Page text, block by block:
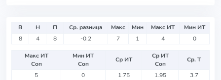
В Н П Ср. разница Макс Мин Макс ИТ
Мин ИТ
8
4 8 -0.2 7 1 4 0
Макс ИТ
Соп
Мин ИТ
Соп
Ср ИТ
Ср ИТ
Соп
Ср. Т
5
0 1.75 1.95 3.7